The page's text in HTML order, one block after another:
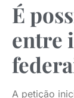
É
entre
A petição